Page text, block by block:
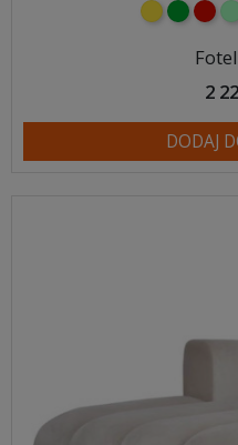
żółtyzielony
2
DODAJ